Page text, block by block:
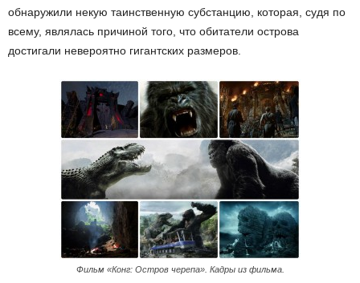
обнаружили некую таинственную субстанцию, которая, судя по
всему, являлась причиной того, что обитатели острова
достигали невероятно гигантских размеров.
Фильм «Конг: Остров черепа». Кадры из фильма.